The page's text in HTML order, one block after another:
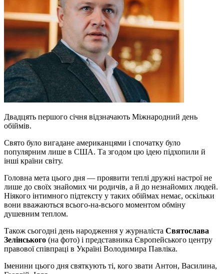
Двадцять першого січня відзначають Міжнародний день
обіймів.
Свято було вигадане американцями і спочатку було
популярним лише в США. Та згодом цю ідею підхопили й
інші країни світу.
Головна мета цього дня — проявити теплі дружні настрої не
лише до своїх знайомих чи родичів, а й до незнайомих людей.
Ніякого інтимного підтексту у таких обіймах немає, оскільки
вони вважаються всього-на-всього моментом обміну
душевним теплом.
Також сьогодні день народження у журналіста Святослава
Зелінського (на фото) і представника Європейського центру
правової співпраці в Україні Володимира Павліка.
Іменини цього дня святкують ті, кого звати Антон, Василина,